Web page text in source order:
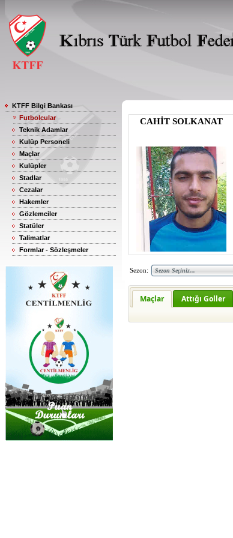
KTFF Bilgi Bankası
Futbolcular
Teknik Adamlar
Kulüp Personeli
Maçlar
Kulüpler
Stadlar
Cezalar
Hakemler
Gözlemciler
Statüler
Talimatlar
Formlar - Sözleşmeler
CAHİT SOLKANAT
Sezon:
Maçlar Attığı Goller